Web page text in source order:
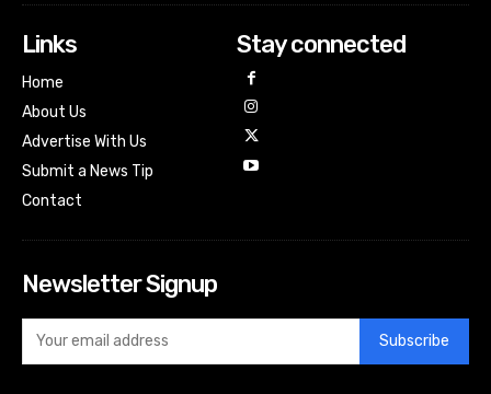
Links
Home
About Us
Advertise With Us
Submit a News Tip
Contact
Stay connected
Newsletter Signup
Subscribe